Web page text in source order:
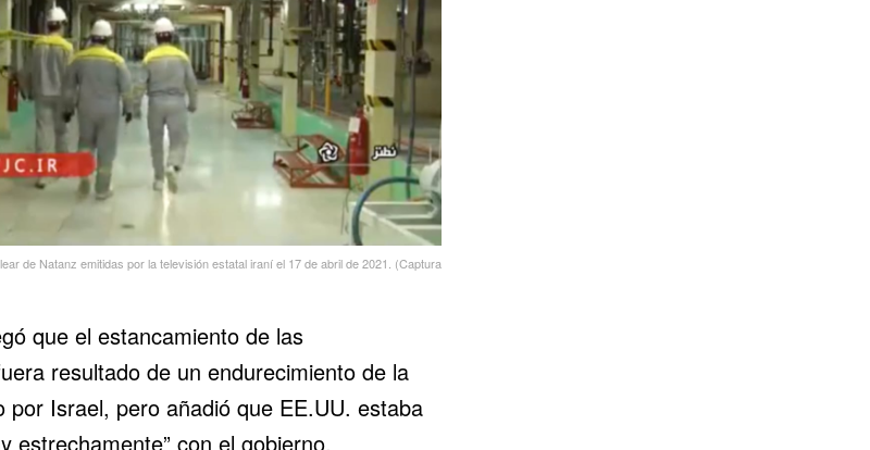
de Natanz emitidas por la televisión estatal iraní el 17 de abril de 2021. (Captura
que el estancamiento de las
resultado de un endurecimiento de la
por Israel, pero añadió que EE.UU. estaba
estrechamente” con el gobierno.